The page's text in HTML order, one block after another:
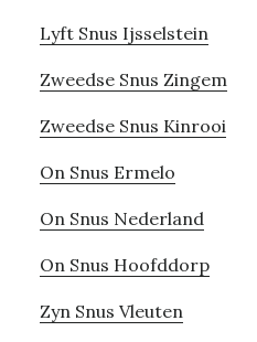
Lyft Snus Ijsselstein
Zweedse Snus Zingem
Zweedse Snus Kinrooi
On Snus Ermelo
On Snus Nederland
On Snus Hoofddorp
Zyn Snus Vleuten